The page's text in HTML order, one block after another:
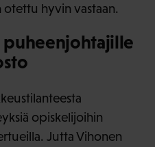
hyvin vastaan.
opiskelijoihin
Jutta Vihonen